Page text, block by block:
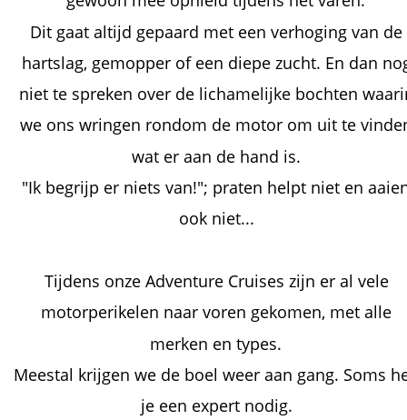
Dit gaat altijd gepaard met een verhoging van de
hartslag, gemopper of een diepe zucht. En dan
niet te spreken over de lichamelijke bochten
we ons wringen rondom de motor om uit te
wat er aan de hand is.
"Ik begrijp er niets van!"; praten helpt niet en
ook niet...
Tijdens onze Adventure Cruises zijn er al vele
motorperikelen naar voren gekomen, met alle
merken en types.
Meestal krijgen we de boel weer aan gang. Soms
je een expert nodig.